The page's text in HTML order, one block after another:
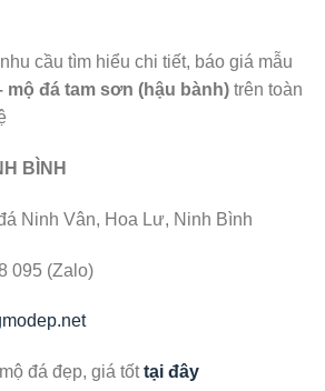
cầu tìm hiểu chi tiết, báo giá mẫu
mộ đá tam sơn (hậu bành) trên toàn
BÌNH
Ninh Vân, Hoa Lư, Ninh Bình
095 (Zalo)
đá đẹp, giá tốttại đây